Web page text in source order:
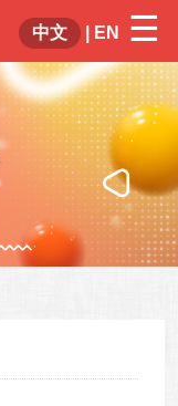
☰
中文 EN ×